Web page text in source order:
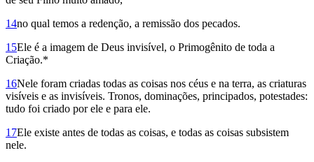
14no qual temos a redenção, a remissão dos pecados.
15Ele é a imagem de Deus invisível, o Primogênito de toda a
Criação.*
16Nele foram criadas todas as coisas nos céus e na terra, as criaturas
visíveis e as invisíveis. Tronos, dominações, principados, potestades:
tudo foi criado por ele e para ele.
17Ele existe antes de todas as coisas, e todas as coisas subsistem
nele.